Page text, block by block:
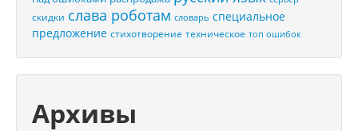
скидки слава роботам словарь специальное
предложение стихотворение техническое топ ошибок
Архивы